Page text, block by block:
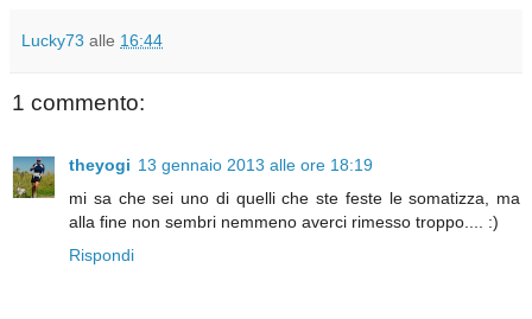
Lucky73 alle 16:44
1 commento:
theyogi 13 gennaio 2013 alle ore 18:19
mi sa che sei uno di quelli che ste feste le somatizza, ma
alla fine non sembri nemmeno averci rimesso troppo.... :)
Rispondi